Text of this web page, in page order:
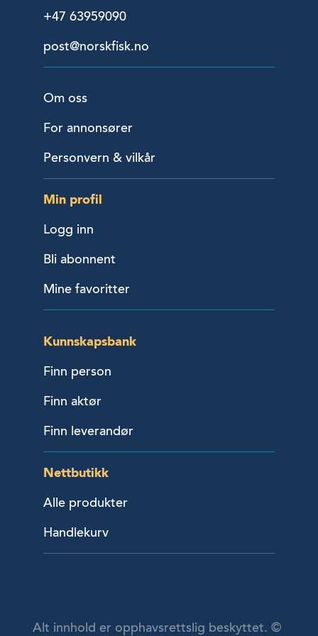
+47 63959090
post@norskfisk.no
Om oss
For annonsører
Personvern & vilkår
Min profil
Logg inn
Bli abonnent
Mine favoritter
Kunnskapsbank
Finn person
Finn aktør
Finn leverandør
Nettbutikk
Alle produkter
Handlekurv
Alt innhold er opphavsrettslig beskyttet. ©